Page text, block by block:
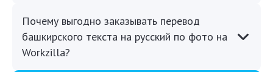
Почему выгодно заказывать перевод
башкирского текста на русский по фото на
Workzilla?